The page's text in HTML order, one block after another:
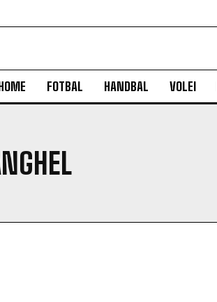
FOTBAL HANDBAL VOLEI